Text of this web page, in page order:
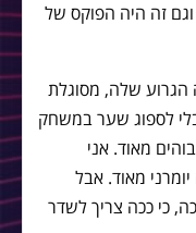
וגם זה היה הפוקס של
הגרוע שלה, מסוגלת
אתלטיקו 90 דקות בלי לספוג שער במשחק
מאוד. אני
מאוד. אבל
כי ככה צריך לשדר